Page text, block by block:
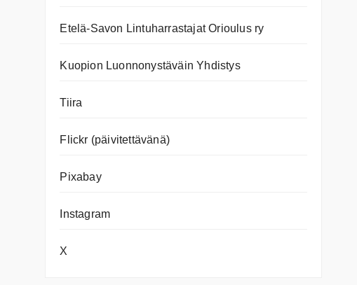
Etelä-Savon Lintuharrastajat Orioulus ry
Kuopion Luonnonystäväin Yhdistys
Tiira
Flickr (päivitettävänä)
Pixabay
Instagram
X